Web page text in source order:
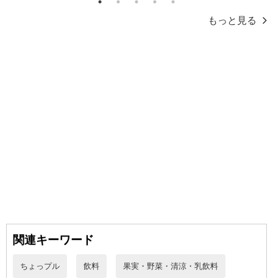
1 2 3 4 5
もっと見る
関連キーワード
ちょっプル 飲料 果実・野菜・清涼・乳飲料